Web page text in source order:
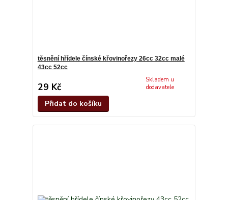
těsnění hřídele čínské křovinořezy 26cc 32cc malé
43cc 52cc
29 Kč
Skladem u
dodavatele
Přidat do košíku